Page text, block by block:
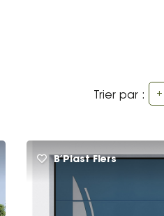
Trier par :
B’Plast Flers